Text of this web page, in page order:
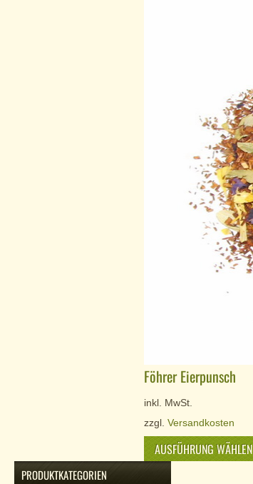
Föhrer Eierpunsch
inkl. MwSt.
zzgl. Versandkosten
AUSFÜHRUNG WÄHLEN
PRODUKTKATEGORIEN